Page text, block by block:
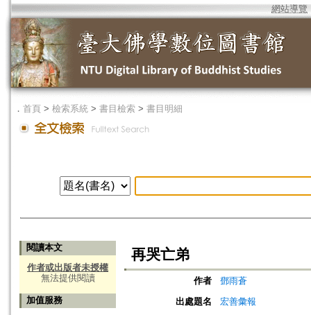
網站導覽
． 首頁 > 檢索系統 > 書目檢索 > 書目明細
閱讀本文
作者或出版者未授權
無法提供閱讀
加值服務
再哭亡弟
作者
鄧雨蒼
出處題名
宏善彙報